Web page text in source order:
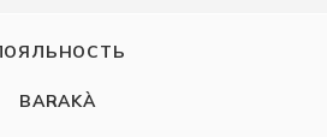
BARAKÀ